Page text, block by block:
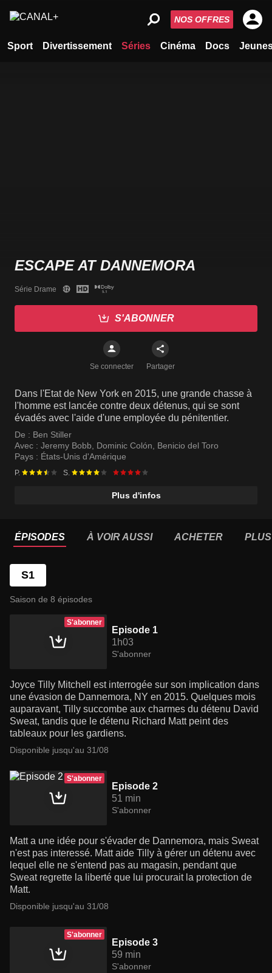
Sport Divertissement Séries Cinéma Docs
NOS OFFRES
ESCAPE AT DANNEMORA
Série Drame
S'ABONNER
Se connecter Partager
Dans l'Etat de New York en 2015, une grande chasse à
l'homme est lancée contre deux détenus, qui se sont
évadés avec l'aide d'une employée du pénitentier.
De : Ben Stiller
Avec : Jeremy Bobb Dominic Colón
Benicio del Toro
Pays : États-Unis d'Amérique
P. S.
Plus d'infos
ÉPISODES À VOIR AUSSI ACHETER
S1
Saison de 8 épisodes
S'abonner
Episode 1
1h03
S'abonner
Joyce Tilly Mitchell est interrogée sur son implication dans
une évasion de Dannemora, NY en 2015. Quelques mois
auparavant, Tilly succombe aux charmes du détenu David
Sweat, tandis que le détenu Richard Matt peint des
tableaux pour les gardiens.
Disponible jusqu'au 31/08
S'abonner
Episode 2
51 min
S'abonner
Matt a une idée pour s'évader de Dannemora, mais Sweat
n'est pas interessé. Matt aide Tilly à gérer un détenu avec
lequel elle ne s'entend pas au magasin, pendant que
Sweat regrette la liberté que lui procurait la protection de
Matt.
Disponible jusqu'au 31/08
S'abonner
Episode 3
59 min
S'abonner